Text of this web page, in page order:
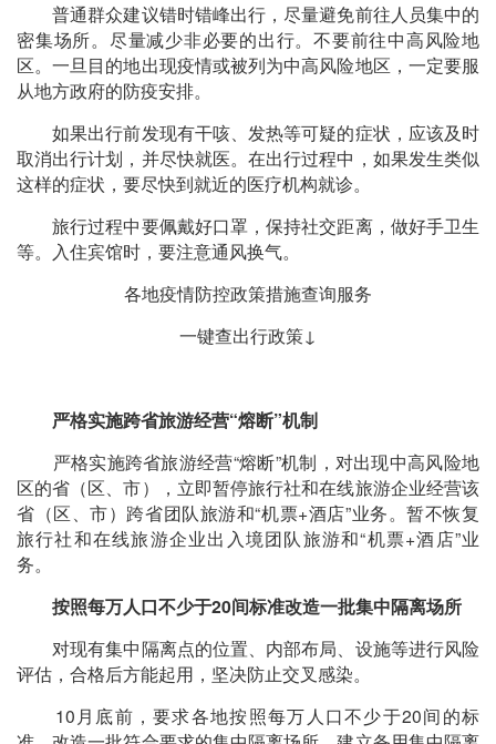
普通群众建议错时错峰出行，尽量避免前往人员集中的
密集场所。尽量减少非必要的出行。不要前往中高风险地
区。一旦目的地出现疫情或被列为中高风险地区，一定要服
从地方政府的防疫安排。
如果出行前发现有干咳、发热等可疑的症状，应该及时
取消出行计划，并尽快就医。在出行过程中，如果发生类似
这样的症状，要尽快到就近的医疗机构就诊。
旅行过程中要佩戴好口罩，保持社交距离，做好手卫生
等。入住宾馆时，要注意通风换气。
各地疫情防控政策措施查询服务
一键查出行政策↓
严格实施跨省旅游经营“熔断”机制
严格实施跨省旅游经营“熔断”机制，对出现中高风险地
区的省（区、市），立即暂停旅行社和在线旅游企业经营该
省（区、市）跨省团队旅游和“机票+酒店”业务。暂不恢复
旅行社和在线旅游企业出入境团队旅游和“机票+酒店”业
务。
按照每万人口不少于20间标准改造一批集中隔离场所
对现有集中隔离点的位置、内部布局、设施等进行风险
评估，合格后方能起用，坚决防止交叉感染。
10月底前，要求各地按照每万人口不少于20间的标